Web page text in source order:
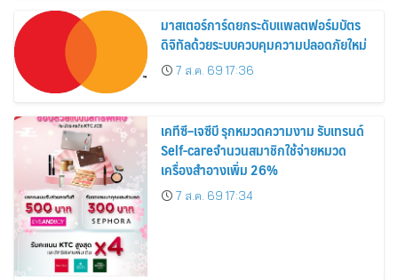
มาสเตอร์การ์ดยกระดับแพลตฟอร์มบัตร
ดิจิทัลด้วยระบบควบคุมความปลอดภัยใหม่
7 ส.ค. 69 17:36
เคทีซี–เจซีบี รุกหมวดความงาม รับเทรนด์
Self-careจำนวนสมาชิกใช้จ่ายหมวด
เครื่องสำอางเพิ่ม 26%
7 ส.ค. 69 17:34